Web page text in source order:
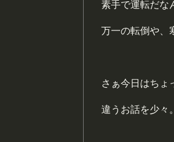
素手で運転だな
万一の転倒や、
さぁ今日はちょ
違うお話を少々。